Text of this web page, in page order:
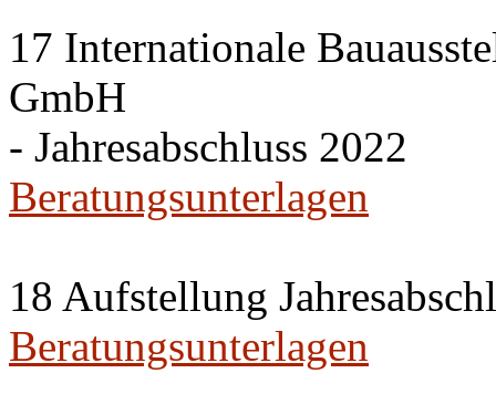
17 Internationale
GmbH
- Jahresabschluss 2022
Beratungsunterlagen
18 Aufstellung
Beratungsunterlagen